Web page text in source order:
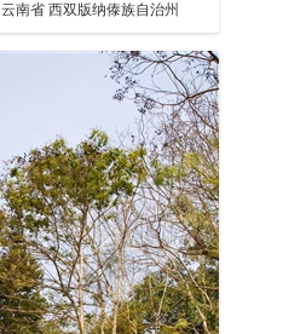
云南省 西双版纳傣族自治州